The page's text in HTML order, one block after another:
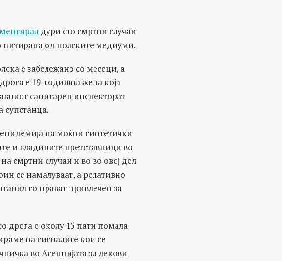
дури сто смртни случаи
цитирана од полските медиуми.
е забележано со месеци, а
е 19-годишна жена која
санитарен инспекторат
супстанца.
на моќни синтетички
и владините претставници во
смртни случаи и во во овој дел
се намалуваат, а релативно
го прават привлечен за
дрога е околу 15 пати помала
на сигналите кои се
во Агенцијата за лекови